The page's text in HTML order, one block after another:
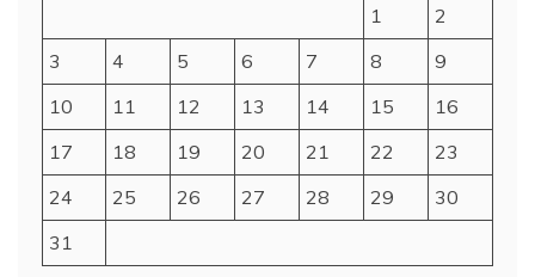
1
2
3
4 5 6 7 8
9
10
11 12 13 14 15
16
17
18 19 20 21 22
23
24
25 26 27 28 29
30
31